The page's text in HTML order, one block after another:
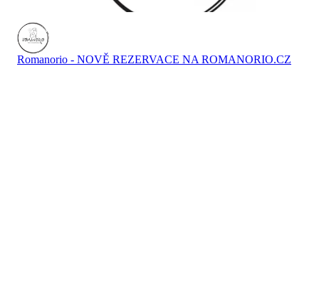
Romanorio - NOVĚ REZERVACE NA ROMANORIO.CZ